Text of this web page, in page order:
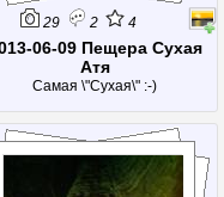
29 2 4
06-09 Пещера Сухая
Атя
Самая \"Сухая\" :-)